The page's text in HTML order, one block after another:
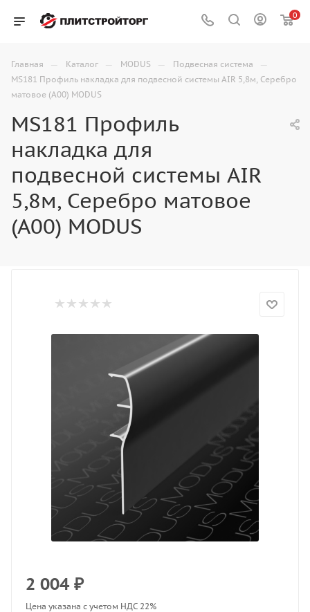
0
Главная — Каталог — MODUS — Подвесная система —
MS181 Профиль накладка для подвесной системы AIR 5,8м, Серебро
матовое (А00) MODUS
MS181 Профиль
накладка для
подвесной системы AIR
5,8м, Серебро матовое
(А00) MODUS
2 004 ₽
Цена указана с учетом НДС 22%